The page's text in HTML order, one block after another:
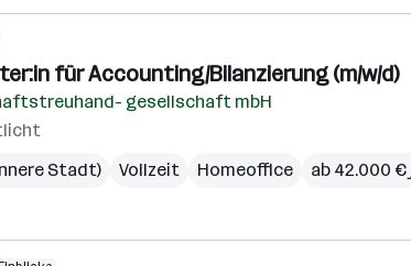
für Accounting/Bilanzierung (m/w/d)
gesellschaft mbH
Stadt)
Vollzeit Homeoffice ab 42.000